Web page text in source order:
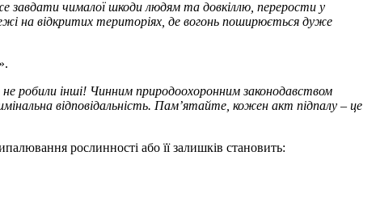
завдати чималої шкоди людям та довкіллю, перерости у
на відкритих територіях, де вогонь поширюється дуже
не робили інші! Чинним природоохоронним законодавством
відповідальність. Пам’ятайте, кожен акт підпалу – це
рослинності або її залишків становить: